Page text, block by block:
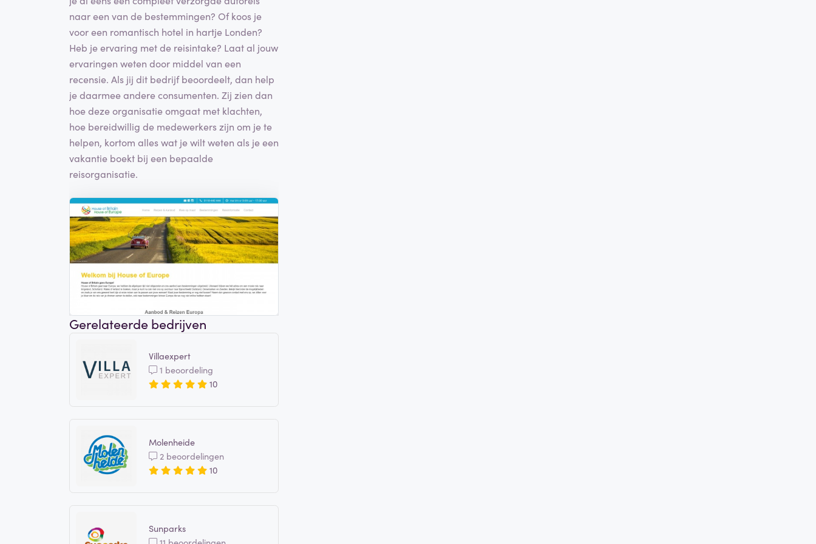
naar een van de bestemmingen? Of koos je
voor een romantisch hotel in hartje Londen?
Heb je ervaring met de reisintake? Laat al jouw
ervaringen weten door middel van een
recensie. Als jij dit bedrijf beoordeelt, dan help
je daarmee andere consumenten. Zij zien dan
hoe deze organisatie omgaat met klachten,
hoe bereidwillig de medewerkers zijn om je te
helpen, kortom alles wat je wilt weten als je een
vakantie boekt bij een bepaalde
reisorganisatie.
Gerelateerde bedrijven
Villaexpert
1 beoordeling
10
Molenheide
2 beoordelingen
10
Sunparks